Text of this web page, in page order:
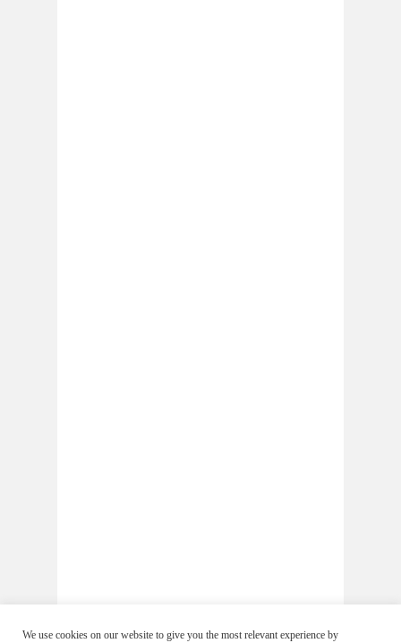
We use cookies on our website to give you the most relevant experience by